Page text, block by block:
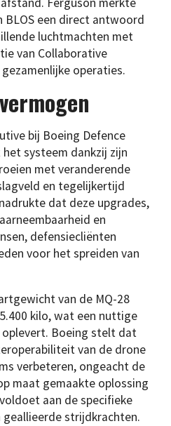
een direct antwoord
luchtmachten met
van Collaborative
gezamenlijke operaties.
bij Boeing Defence
systeem dankzij zijn
met veranderende
en tegelijkertijd
dat deze upgrades,
en
defensiecliënten
voor het spreiden van
van de MQ-28
kilo, wat een nuttige
oplevert. Boeing stelt dat
van de drone
verbeteren, ongeacht de
maat gemaakte oplossing
aan de specifieke
geallieerde strijdkrachten.